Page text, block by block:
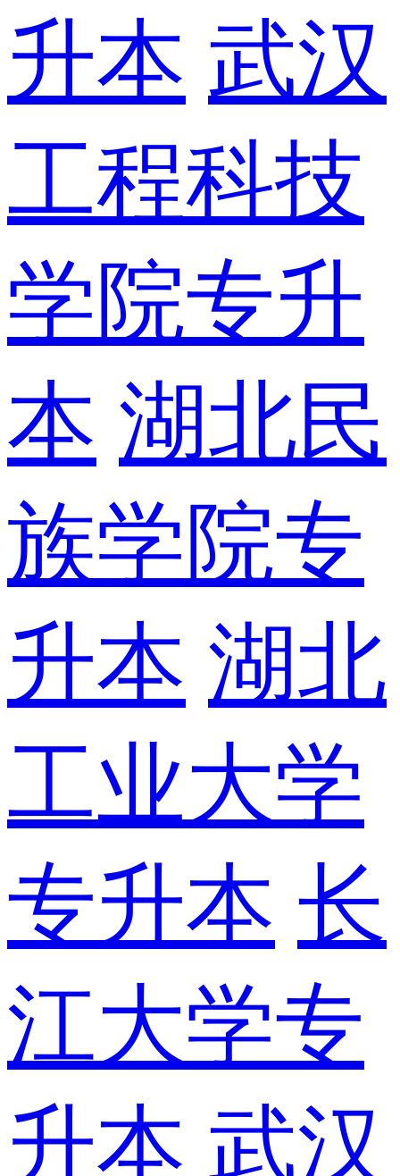
升本 武汉
工程科技
学院专升
本 湖北民
族学院专
升本 湖北
工业大学
专升本 长
江大学专
升本 武汉